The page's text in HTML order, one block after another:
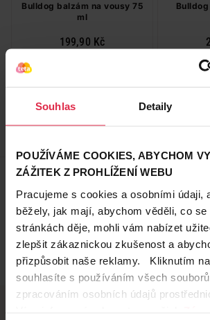
Souhlas Detaily
POUŽÍVÁME COOKIES, ABYCHOM
ZÁŽITEK Z PROHLÍŽENÍ WEBU
Pracujeme s cookies a osobními údaji,
běžely, jak mají, abychom věděli, co se
stránkách děje, mohli vám nabízet
zlepšit zákaznickou zkušenost a
přizpůsobit naše reklamy. Kliknutím na
souhlasíte s používáním všech
zpracováním osobních údajů
Bulldog balzám na vousy 75
ml
199,90 Kč
2 665,33 Kč
načítám
Zobrazeno 1-4 z 4
Oblíbené značky
Zobrazit všechny značky